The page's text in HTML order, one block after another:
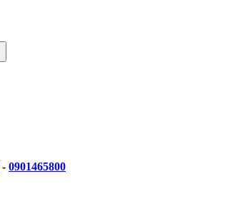
- 0901465800